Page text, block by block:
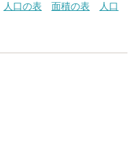
人口の表 面積の表
人口